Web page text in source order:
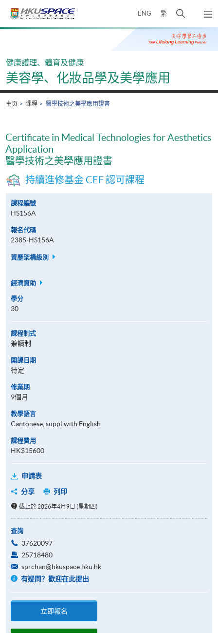
ENG 繁
开
搜
寻
弹
出
主
Main
健康護理、體育及健康
美容學、化妝品學及美學應用
主页 课程 醫學技術之美學應用證書
Certificate in Medical Technologies for Aesthetics
Application
醫學技術之美學應用證書
持續進修基金 CEF 認可課程
課程編號
HS156A
報名代碼
2385-HS156A
資歷架構級別
經濟資助
學分
30
課程制式
兼讀制
開課日期
待定
修業期
9個月
教學語言
Cantonese, suppl with English
課程費用
HK$15600
申請表
分享
列印
截止於 2026年4月9日 (星期四)
查詢
37620097
25718480
sprchan@hkuspace.hku.hk
有疑問？歡迎在此提出
立即報名